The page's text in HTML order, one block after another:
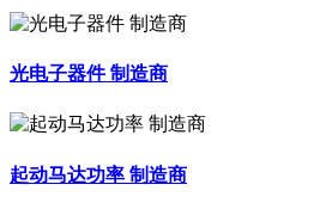
光电子器件 制造商
起动马达功率 制造商